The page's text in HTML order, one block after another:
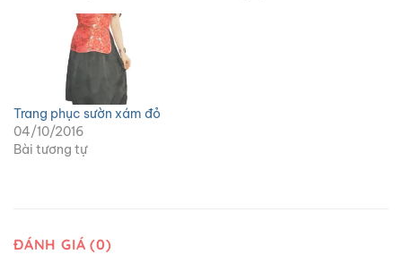
Trang phục sườn xám đỏ
04/10/2016
Bài tương tự
ĐÁNH GIÁ (0)